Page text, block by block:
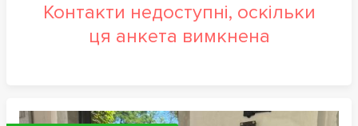
Контакти недоступні, оскільки
ця анкета вимкнена